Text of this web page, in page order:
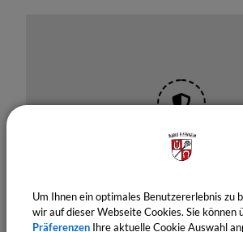
OpenStreetMap wird
Bitte aktivieren Sie
Cookie Einstellungen.
Um Ihnen ein optimales Benutzererlebnis zu
wir auf dieser Webseite Cookies. Sie können
Präferenzen Ihre aktuelle Cookie Auswahl